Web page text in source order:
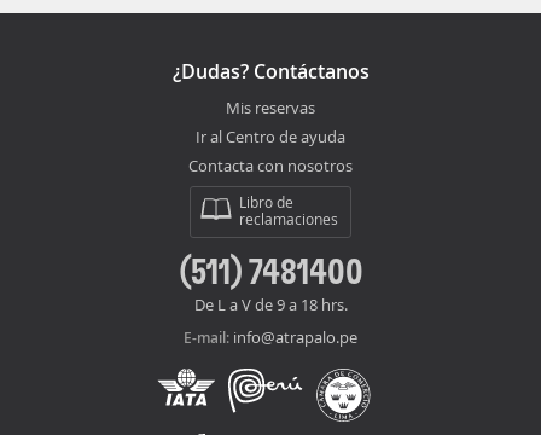
¿Dudas? Contáctanos
Mis reservas
Ir al Centro de ayuda
Contacta con nosotros
Libro de
reclamaciones
(511) 7481400
De L a V de 9 a 18 hrs.
E-mail: info@atrapalo.pe